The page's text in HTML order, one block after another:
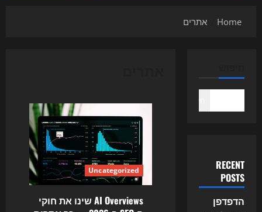
Home אתרים
Uncategorized
AI Overviews שינו את חוקי
RECENT
POSTS
הדפדפן